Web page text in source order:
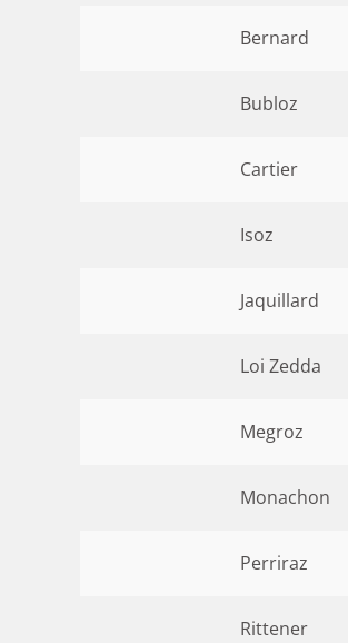
Bernard
Bubloz
Cartier
Isoz
Jaquillard
Loi Zedda
Megroz
Monachon
Perriraz
Rittener